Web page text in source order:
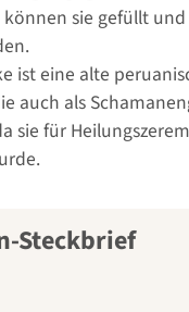
sie gefüllt
ist eine alte
auch als
sie für
Steckbrief